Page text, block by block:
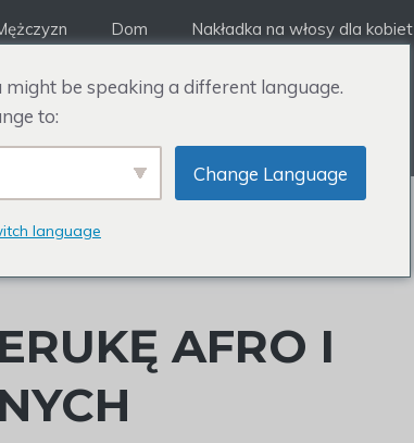
Dom Nakładka na włosy dla kobiet
AFRO I
might be speaking a different language.
to:
Change Language
language